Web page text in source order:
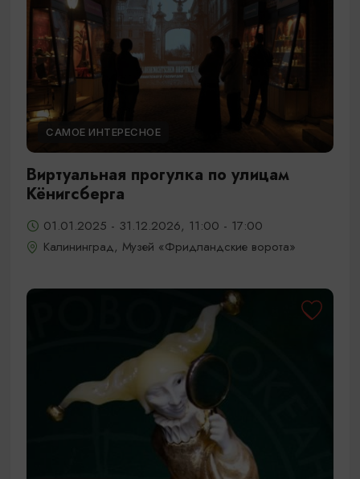
САМОЕ ИНТЕРЕСНОЕ
Виртуальная прогулка по улицам
Кёнигсберга
01.01.2025 - 31.12.2026, 11:00 - 17:00
Калининград, Музей «Фридландские ворота»